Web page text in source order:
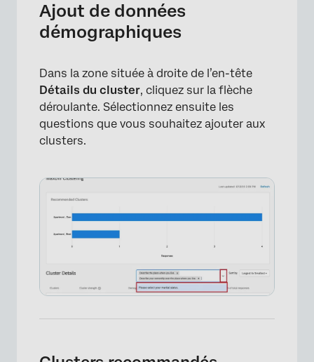
Ajout de données
démographiques
Dans la zone située à droite de l’en-tête
Détails du cluster, cliquez sur la flèche
déroulante. Sélectionnez ensuite les
questions que vous souhaitez ajouter aux
clusters.